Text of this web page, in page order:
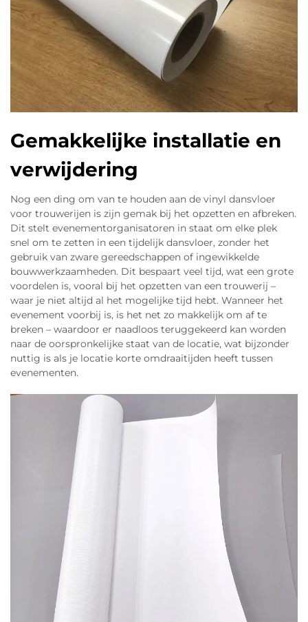
Gemakkelijke installatie en
verwijdering
Nog een ding om van te houden aan de vinyl dansvloer
voor trouwerijen is zijn gemak bij het opzetten en afbreken.
Dit stelt evenementorganisatoren in staat om elke plek
snel om te zetten in een tijdelijk dansvloer, zonder het
gebruik van zware gereedschappen of ingewikkelde
bouwwerkzaamheden. Dit bespaart veel tijd, wat een grote
voordelen is, vooral bij het opzetten van een trouwerij –
waar je niet altijd al het mogelijke tijd hebt. Wanneer het
evenement voorbij is, is het net zo makkelijk om af te
breken – waardoor er naadloos teruggekeerd kan worden
naar de oorspronkelijke staat van de locatie, wat bijzonder
nuttig is als je locatie korte omdraaitijden heeft tussen
evenementen.